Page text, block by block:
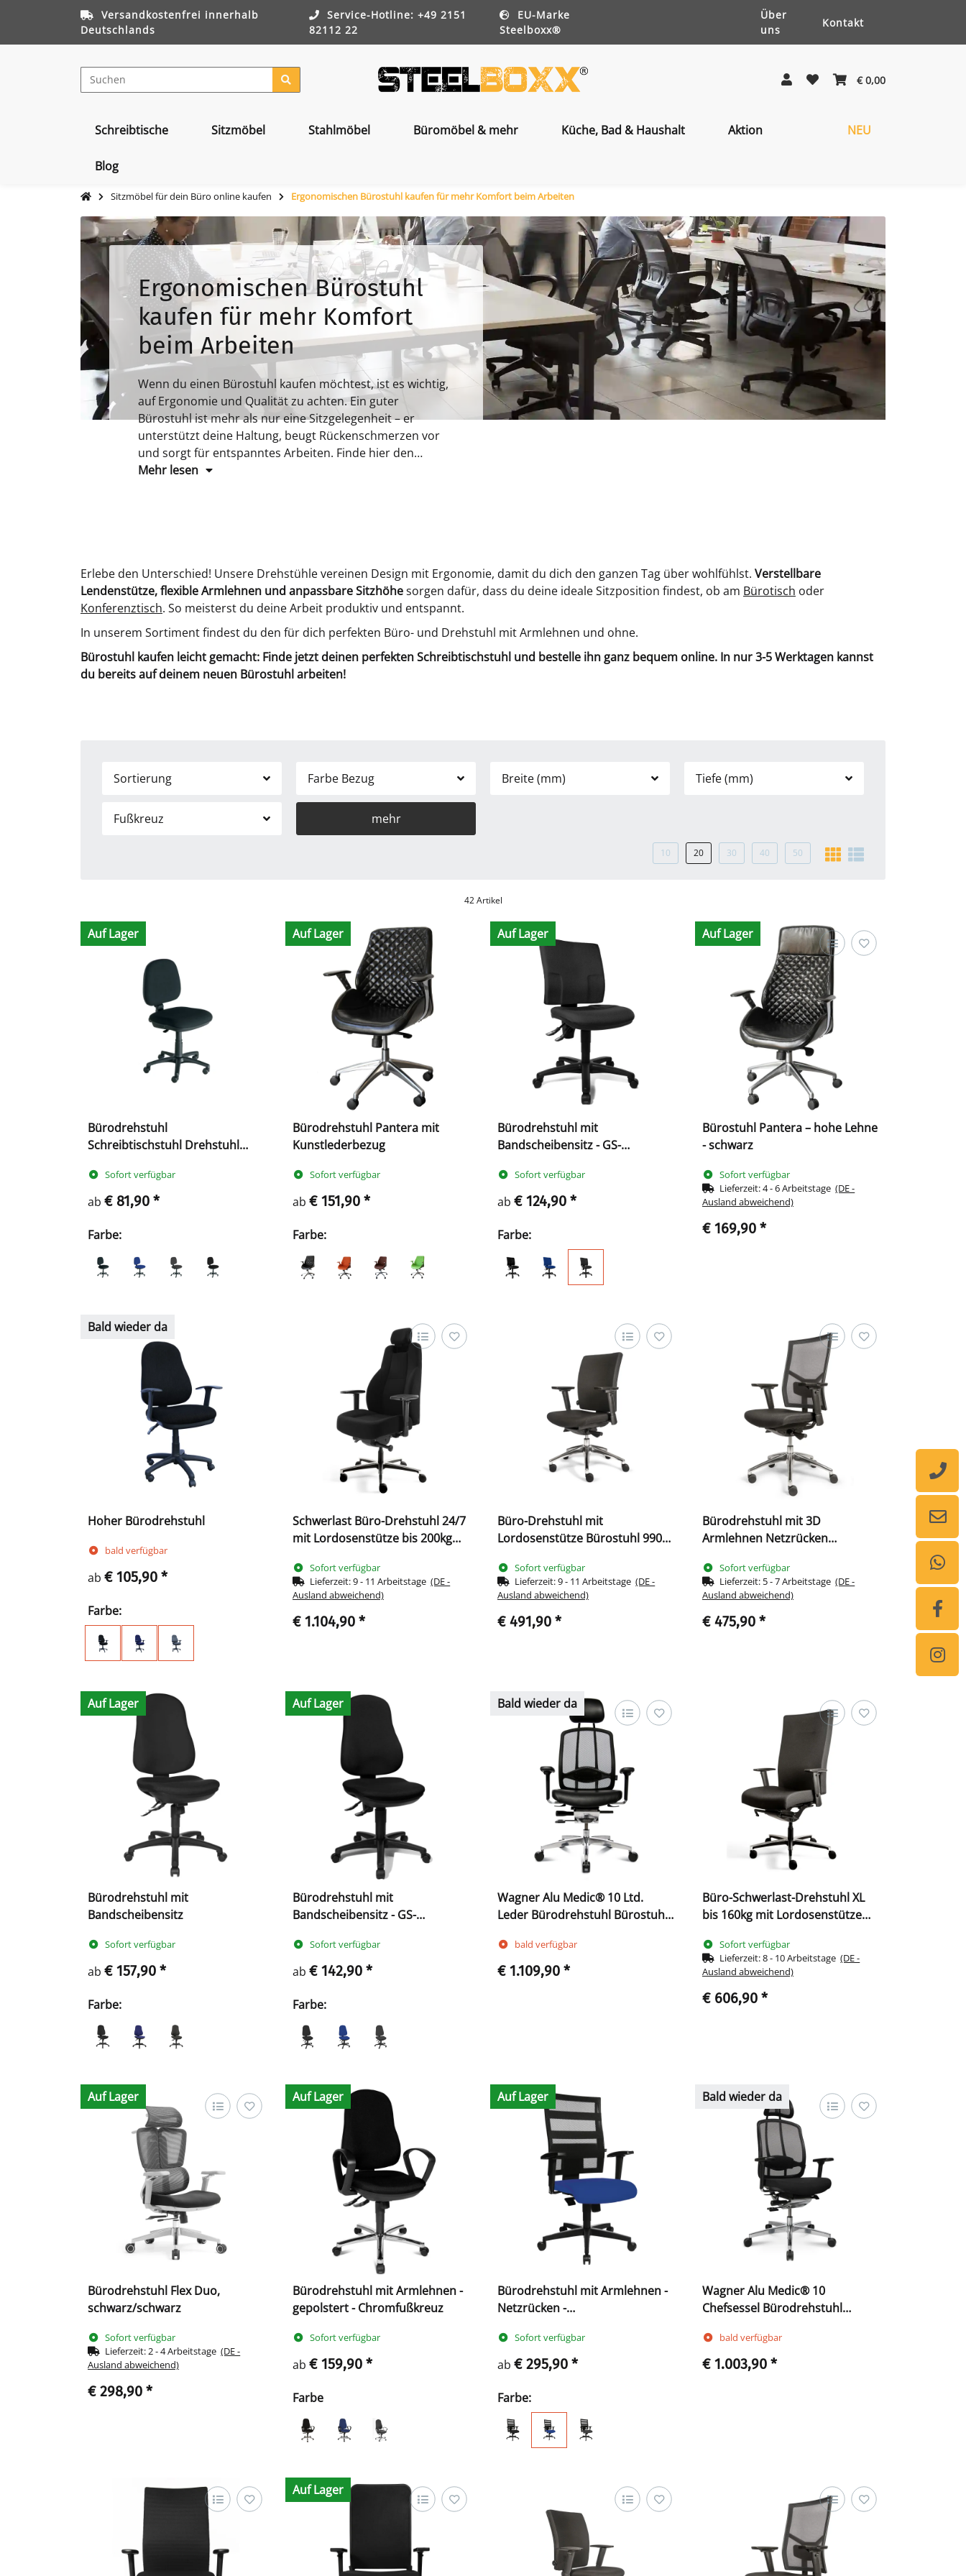
Versandkostenfrei innerhalb
Deutschlands
Service-Hotline: +49 2151
82112 22
EU-Marke
Steelboxx®
Über
uns
Kontakt
€ 0,00
Schreibtische Sitzmöbel Stahlmöbel Büromöbel & mehr Küche, Bad & Haushalt Aktion NEU
Blog
Sitzmöbel für dein Büro online kaufen Ergonomischen Bürostuhl kaufen für mehr Komfort beim Arbeiten
Ergonomischen Bürostuhl
kaufen für mehr Komfort
beim Arbeiten
Wenn du einen Bürostuhl kaufen möchtest, ist es wichtig,
auf Ergonomie und Qualität zu achten. Ein guter
Bürostuhl ist mehr als nur eine Sitzgelegenheit – er
unterstützt deine Haltung, beugt Rückenschmerzen vor
und sorgt für entspanntes Arbeiten. Finde hier den
ergonomischen Bürostuhl, der deinen Arbeitsalltag
Mehr lesen
Erlebe den Unterschied! Unsere Drehstühle vereinen Design mit Ergonomie, damit du dich den ganzen Tag über wohlfühlst. Verstellbare
Lendenstütze, flexible Armlehnen und anpassbare Sitzhöhesorgen dafür, dass du deine ideale Sitzposition findest, ob am Bürotisch oder
Konferenztisch. So meisterst du deine Arbeit produktiv und entspannt.
In unserem Sortiment findest du den für dich perfekten Büro- und Drehstuhl mit Armlehnen und ohne.
Bürostuhl kaufen leicht gemacht: Finde jetzt deinen perfekten Schreibtischstuhl und bestelle ihn ganz bequem online. In nur 3-5 Werktagen kannst
du bereits auf deinem neuen Bürostuhl arbeiten!
Sortierung Farbe Bezug Breite (mm) Tiefe (mm)
Fußkreuz mehr
10 20 30 40 50
42 Artikel
Auf Lager
Bürodrehstuhl
Schreibtischstuhl Drehstuhl
x 450 mm
Sofort verfügbar
ab € 81,90 *
Farbe:
Auf Lager
Bürodrehstuhl Pantera mit
Kunstlederbezug
Sofort verfügbar
ab € 151,90 *
Farbe:
Auf Lager
Bürodrehstuhl mit
Bandscheibensitz - GS-
Sofort verfügbar
ab € 124,90 *
Farbe:
Auf Lager
Bürostuhl Pantera – hohe Lehne
- schwarz
Sofort verfügbar
Lieferzeit:4 - 6 Arbeitstage(DE -
Ausland abweichend)
€ 169,90 *
Bald wieder da
Hoher Bürodrehstuhl
bald verfügbar
ab € 105,90 *
Farbe:
Schwerlast Büro-Drehstuhl 24/7
mit Lordosenstütze bis 200kg
Schwarz 210490
Sofort verfügbar
Lieferzeit:9 - 11 Arbeitstage(DE -
Ausland abweichend)
€ 1.104,90 *
Büro-Drehstuhl mit
Lordosenstütze Bürostuhl 990-
210380
Sofort verfügbar
Lieferzeit:9 - 11 Arbeitstage(DE -
Ausland abweichend)
€ 491,90 *
Bürodrehstuhl mit 3D
Armlehnen Netzrücken
schwarz
Sofort verfügbar
Lieferzeit: 5 - 7 Arbeitstage(DE -
Ausland abweichend)
€ 475,90 *
Auf Lager
Bürodrehstuhl mit
Bandscheibensitz
Sofort verfügbar
ab € 157,90 *
Farbe:
Auf Lager
Bürodrehstuhl mit
Bandscheibensitz - GS-
Sofort verfügbar
ab € 142,90 *
Farbe:
Bald wieder da
Wagner Alu Medic® 10 Ltd.
Leder Bürodrehstuhl Bürostuhl
bald verfügbar
€ 1.109,90 *
Büro-Schwerlast-Drehstuhl XL
bis 160kg mit Lordosenstütze
Schwarz 210440
Sofort verfügbar
Lieferzeit:8 - 10 Arbeitstage(DE -
Ausland abweichend)
€ 606,90 *
Auf Lager
Bürodrehstuhl Flex Duo,
schwarz/schwarz
Sofort verfügbar
Lieferzeit:2 - 4 Arbeitstage(DE -
Ausland abweichend)
€ 298,90 *
Auf Lager
Bürodrehstuhl mit Armlehnen -
gepolstert - Chromfußkreuz
Sofort verfügbar
ab € 159,90 *
Farbe
Auf Lager
Bürodrehstuhl mit Armlehnen -
Netzrücken -
zertifiziert
Sofort verfügbar
ab € 295,90 *
Farbe:
Bald wieder da
Wagner Alu Medic® 10
Chefsessel Bürodrehstuhl
216750
bald verfügbar
€ 1.003,90 *
Auf Lager